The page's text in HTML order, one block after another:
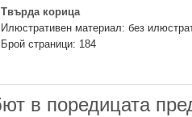
Твърда корица
Илюстративен материал: без
Брой страници: 184
в поредицата